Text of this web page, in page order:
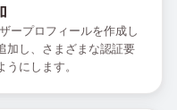
ープロフィールを作成し
加し、さまざまな認証要
にします。